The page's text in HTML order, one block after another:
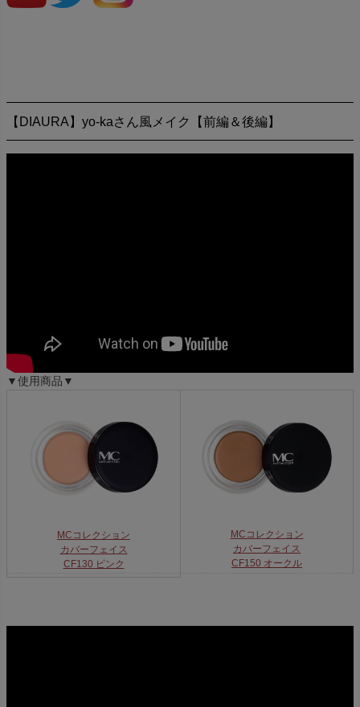
【DIAURA】yo-kaさん風メイク【前編＆後編】
▼使用商品▼
MCコレクション
カバーフェイス
CF130 ピンク
MCコレクション
カバーフェイス
CF150 オークル